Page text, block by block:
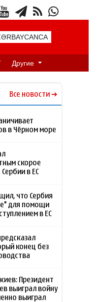
Другие
Все новости
в Чёрном море
скорое
в ЕС
что Сербия
для помощи
в ЕС
конец без
Президент
выиграл войну
выиграл